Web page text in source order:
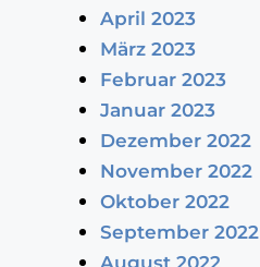
April 2023
März 2023
Februar 2023
Januar 2023
Dezember 2022
November 2022
Oktober 2022
September 2022
August 2022